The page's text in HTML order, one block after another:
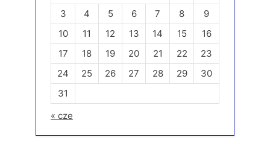
3 4 5 6 7 8
9
10
11 12 13 14 15
16
17
18 19 20 21 22
23
24
25 26 27 28 29
30
31
« cze